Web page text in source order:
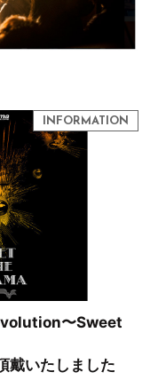
〜Sweet
戴いたしました